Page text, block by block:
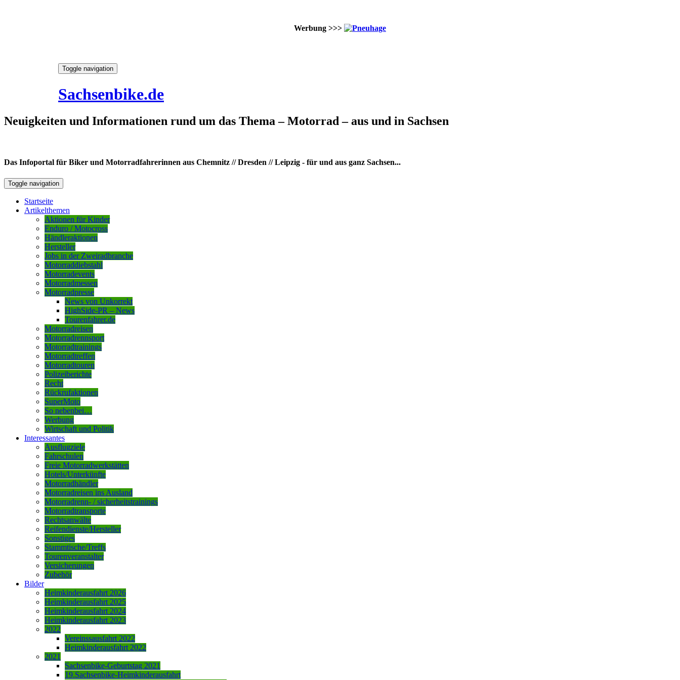
Werbung >>>
Toggle navigation
Sachsenbike.de
Neuigkeiten und Informationen rund um das Thema – Motorrad – aus und in Sachsen
Das Infoportal für Biker und Motorradfahrerinnen aus Chemnitz // Dresden // Leipzig - für und aus ganz Sachsen...
Toggle navigation
Startseite
Artikelthemen
Aktionen für Kinder
Enduro / Motocross
Händleraktionen
Hersteller
Jobs in der Zweiradbranche
Motorraddiebstahl
Motorradevents
Motorradmessen
Motorradpresse
News von Unkorrekt
HighSide-PR – News
Tourenfahrer.de
Motorradreisen
Motorradrennsport
Motorradtrainings
Motorradtreffen
Motorradtouren
Polizeiberichte
Recht
Rückrufaktionen
SuperMoto
So nebenbei…
Werbung
Wirtschaft und Politik
Interessantes
Ausflugziele
Fahrschulen
Freie Motorradwerkstätten
Hotels/Unterkünfte
Motorradhändler
Motorradreisen ins Ausland
Motorradrenn- / sicherheitstrainings
Motorradtransporte
Rechtsanwälte
Reifendienste/Hersteller
Sonstiges
Stammtische/Treffs
Tourenveranstalter
Versicherungen
Zubehör
Bilder
Heimkinderausfahrt 2026
Heimkinderausfahrt 2025
Heimkinderausfahrt 2024
Heimkinderausfahrt 2023
2022
Vereinssausfahrt 2022
Heimkinderausfahrt 2022
2021
Sachsenbike-Geburtstag 2021
19.Sachsenbike-Heimkinderausfahrt